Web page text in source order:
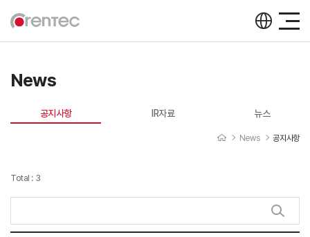
News
공지사항 IR자료 뉴스
News 공지사항
공지사항
Total : 3